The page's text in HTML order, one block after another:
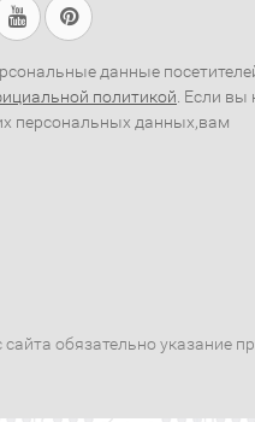
данные
политикой . Если вы
персональных данных,вам
обязательно указание